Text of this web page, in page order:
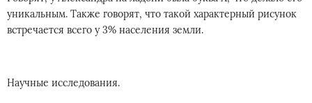
уникальным. Также говорят, что такой характерный рисунок
встречается всего у 3% населения земли.
Научные исследования.